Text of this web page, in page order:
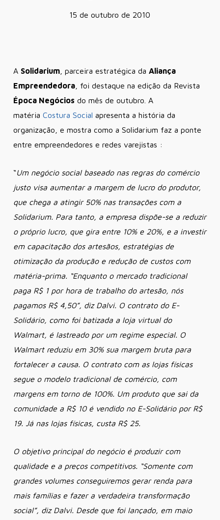
15 de outubro de 2010
A Solidarium, parceira estratégica da Aliança
Empreendedora, foi destaque na edição da Revista
Época Negócios do mês de outubro. A
matéria Costura Social apresenta a história da
organização, e mostra como a Solidarium faz a ponte
entre empreendedores e redes varejistas :
“Um negócio social baseado nas regras do comércio
justo visa aumentar a margem de lucro do produtor,
que chega a atingir 50% nas transações com a
Solidarium. Para tanto, a empresa dispõe-se a reduzir
o próprio lucro, que gira entre 10% e 20%, e a investir
em capacitação dos artesãos, estratégias de
otimização da produção e redução de custos com
matéria-prima. “Enquanto o mercado tradicional
paga R$ 1 por hora de trabalho do artesão, nós
pagamos R$ 4,50”, diz Dalvi. O contrato do E-
Solidário, como foi batizada a loja virtual do
Walmart, é lastreado por um regime especial. O
Walmart reduziu em 30% sua margem bruta para
fortalecer a causa. O contrato com as lojas físicas
segue o modelo tradicional de comércio, com
margens em torno de 100%. Um produto que sai da
comunidade a R$ 10 é vendido no E-Solidário por R$
19. Já nas lojas físicas, custa R$ 25.
O objetivo principal do negócio é produzir com
qualidade e a preços competitivos. “Somente com
grandes volumes conseguiremos gerar renda para
mais famílias e fazer a verdadeira transformação
social”, diz Dalvi. Desde que foi lançado, em maio